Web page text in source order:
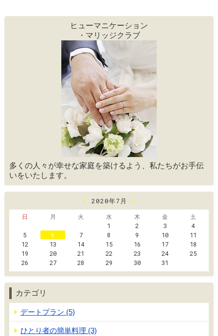
ヒューマニケーション
・マリッジクラブ
多くの人々が幸せな家庭を築けるよう、私たちがお手伝
いをいたします。
« 2020年7月
»
日
月 火 水 木 金
土
1
2 3
4
5
6 7 8 9 10
11
12
13 14 15 16 17
18
19
20 21 22 23 24
25
26
27 28 29 30 31
カテゴリ
デートプラン (5)
ひとり者の簡単料理 (3)